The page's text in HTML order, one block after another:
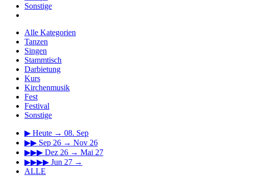
Sonstige
Alle Kategorien
Tanzen
Singen
Stammtisch
Darbietung
Kurs
Kirchenmusik
Fest
Festival
Sonstige
▶ Heute → 08. Sep
▶▶ Sep 26 → Nov 26
▶▶▶ Dez 26 → Mai 27
▶▶▶▶ Jun 27 →
ALLE